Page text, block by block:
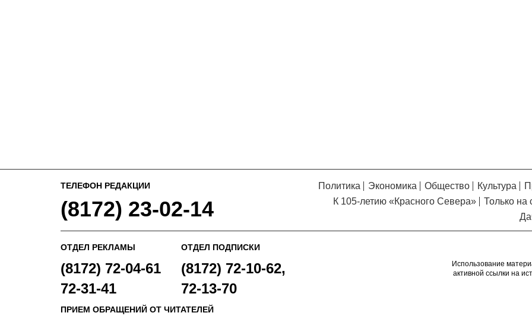
ТЕЛЕФОН РЕДАКЦИИ
(8172) 23-02-14
Политика Экономика Общество Культура
К 105-летию «Красного Севера»
Только на
ОТДЕЛ РЕКЛАМЫ
(8172) 72-04-61
72-31-41
ОТДЕЛ ПОДПИСКИ
(8172) 72-10-62,
72-13-70
ПРИЕМ ОБРАЩЕНИЙ ОТ ЧИТАТЕЛЕЙ
Использование
активной ссылки на